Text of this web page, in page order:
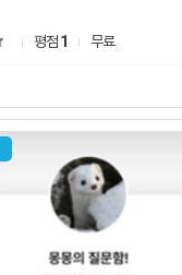
평점1 무료